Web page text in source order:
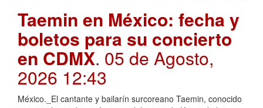
Taemin en México: fecha y
boletos para su concierto
en CDMX. 05 de Agosto,
2026 12:43
México._El cantante y bailarín surcoreano Taemin, conocido